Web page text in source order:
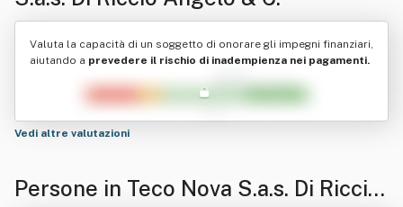
Valuta la capacità di un soggetto di onorare gli impegni finanziari,
aiutando a prevedere il rischio di inadempienza nei pagamenti.
Vedi altre valutazioni
Persone in Teco Nova S.a.s. Di Riccio